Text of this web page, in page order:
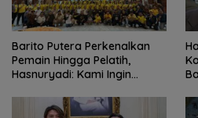
Barito Putera Perkenalkan
Pemain Hingga Pelatih,
Hasnuryadi: Kami Ingin